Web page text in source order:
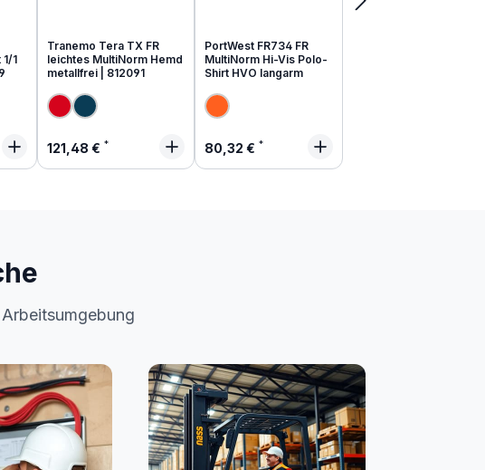
1
Tranemo Tera TX FR
leichtes MultiNorm Hemd
metallfrei | 812091
Regulärer Preis:
121,48 €
PortWest FR734 FR
MultiNorm Hi-Vis Polo-
Shirt HVO langarm
Regulärer Preis:
80,32 €